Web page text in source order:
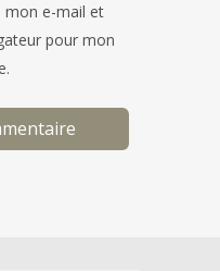
mon e-mail et
pour mon